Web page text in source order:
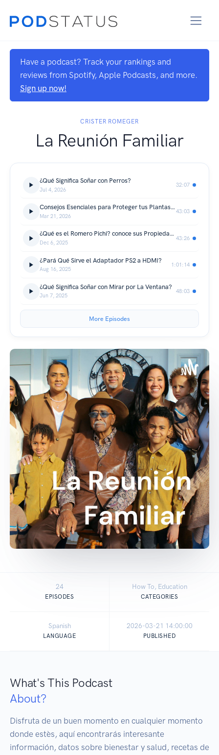
Have a podcast? Track your rankings and
reviews from Spotify, Apple Podcasts, and more.
Sign up now!
CRISTER ROMEGER
La Reunión Familiar
¿Qué Significa Soñar con Perros?
Jul 4, 2026
32:07
Consejos Esenciales para Proteger tus Plantas del Frío y Prevenir Quemaduras
Mar 21, 2026
43:03
¿Qué es el Romero Pichi? conoce sus Propiedades y usos en la Salud Humana
Dec 6, 2025
43:26
¿Pará Qué Sirve el Adaptador PS2 a HDMI?
Aug 16, 2025
1:01:14
¿Qué Significa Soñar con Mirar por La Ventana?
Jun 7, 2025
48:03
More Episodes
24
EPISODES
How To, Education
CATEGORIES
Spanish
LANGUAGE
2026-03-21 14:00:00
PUBLISHED
What's This Podcast
About?
Disfruta de un buen momento en cualquier momento
donde estès, aquí encontrarás interesante
información, datos sobre bienestar y salud, recetas de